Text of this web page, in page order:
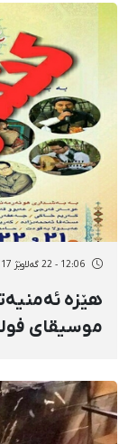
12:06 - 22 گەلاوێژ 2717
هێزە
موسیقای